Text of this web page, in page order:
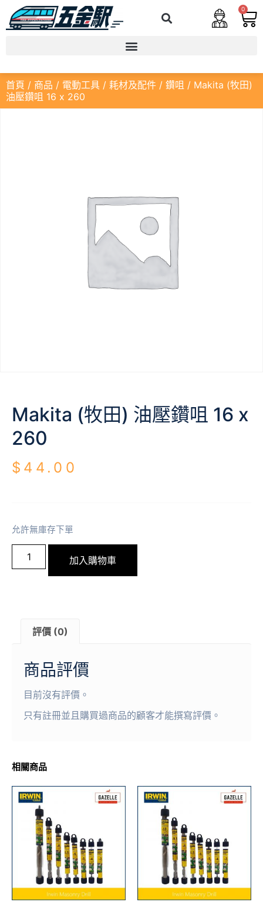
0
首頁 / 商品 / 電動工具 / 耗材及配件 / 鑽咀 / Makita (牧田)
油壓鑽咀 16 x 260
Makita (牧田) 油壓鑽咀 16 x
260
$ 44.00
允許無庫存下單
加入購物車
評價 (0)
商品評價
目前沒有評價。
只有註冊並且購買過商品的顧客才能撰寫評價。
相關商品